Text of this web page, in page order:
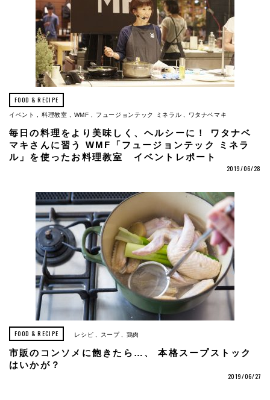
FOOD & RECIPE
イベント 料理教室 WMF フュージョンテック ミネラル ワタナベマキ
毎日の料理をより美味しく、ヘルシーに！ ワタナベ
マキさんに習う WMF「フュージョンテック ミネラ
ル」を使ったお料理教室 イベントレポート
2019/06/28
FOOD & RECIPE レシピ スープ 鶏肉
市販のコンソメに飽きたら…、 本格スープストック
はいかが？
2019/06/27